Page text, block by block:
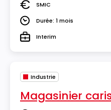
Salaire
SMIC
DuréeDurée: 1 mois
TypeInterim
Industrie
Magasinier